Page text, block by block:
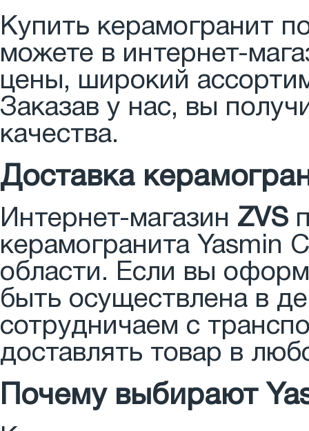
Купить керамогранит
можете в интернет-
цены, широкий
Заказав у нас, вы
качества.
Доставка
Интернет-магазин ZVS
керамогранита Yasmin
области. Если вы
быть осуществлена в
сотрудничаем с
доставлять товар в
Почему выбирают